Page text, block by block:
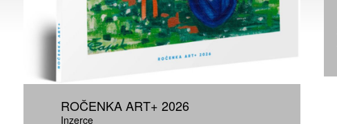
ROČENKA ART+ 2026
Inzerce